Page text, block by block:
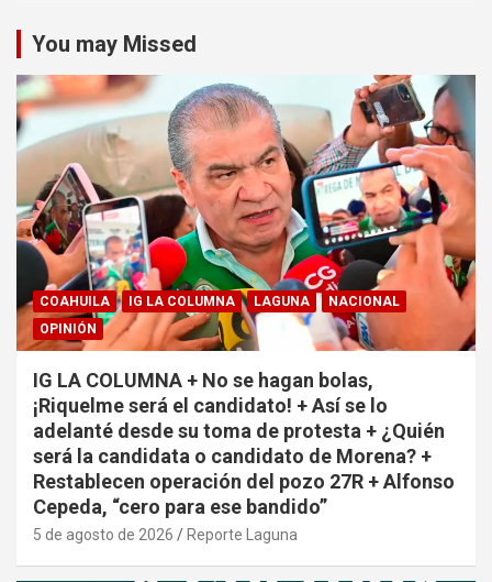
You may Missed
COAHUILA IG LA COLUMNA LAGUNA
NACIONAL
OPINIÓN
IG LA COLUMNA + No se hagan bolas,
¡Riquelme será el candidato! + Así se lo
adelanté desde su toma de protesta + ¿Quién
será la candidata o candidato de Morena? +
Restablecen operación del pozo 27R + Alfonso
Cepeda, “cero para ese bandido”
5 de agosto de 2026 Reporte Laguna